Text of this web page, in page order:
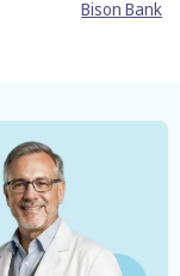
Bison Bank